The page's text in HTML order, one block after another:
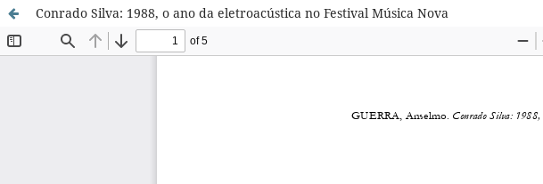
Conrado Silva: 1988, o ano da eletroacústica no Festival Música Nova